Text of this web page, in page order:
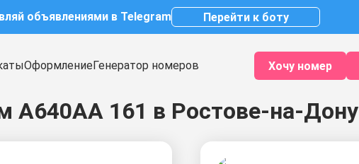
объявлениями в Telegram Перейти к боту
ОформлениеГенератор номеров Хочу номер
А640АА 161 в Ростове-на-Дону